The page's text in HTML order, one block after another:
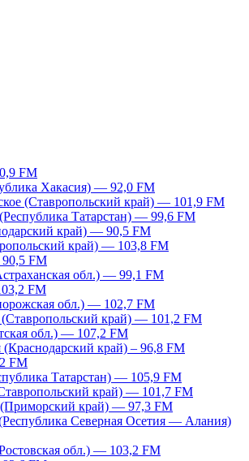
FM
Хакасия) — 92,0 FM
(Ставропольский край) — 101,9 FM
Татарстан) — 99,6 FM
край) — 90,5 FM
край) — 103,8 FM
FM
обл.) — 99,1 FM
FM
обл.) — 102,7 FM
край) — 101,2 FM
обл.) — 107,2 FM
(Краснодарский край) – 96,8 FM
FM
Татарстан) — 105,9 FM
край) — 101,7 FM
(Приморский край) — 97,3 FM
Северная Осетия — Алания)
обл.) — 103,2 FM